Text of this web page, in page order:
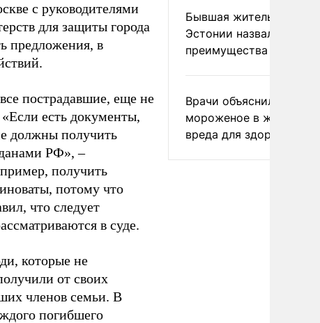
с руководителями
для защиты города
предложения, в
пострадавшие, еще не
есть документы,
должны получить
РФ», –
получить
потому что
что следует
в суде.
которые не
от своих
членов семьи. В
погибшего
Бывшая жительница
Эстонии назвала
преимущества России
Врачи объяснили, как
мороженое в жару без
вреда для здоровья